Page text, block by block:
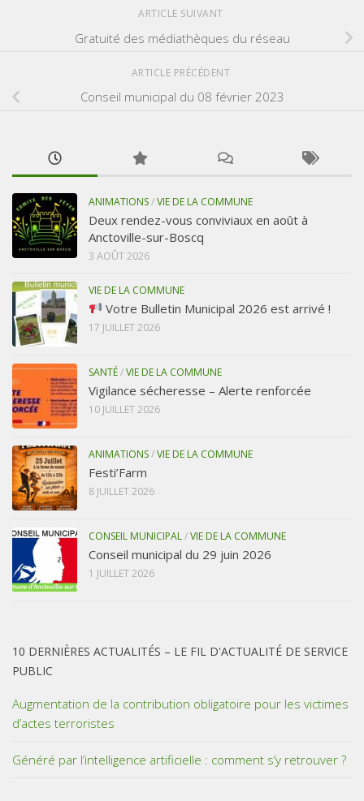
ARTICLE SUIVANT
Gratuité des médiathèques du réseau
ARTICLE PRÉCÉDENT
Conseil municipal du 08 février 2023
ANIMATIONS/VIE DE LA COMMUNE
Deux rendez-vous conviviaux en août à
Anctoville-sur-Boscq
3 AOÛT 2026
VIE DE LA COMMUNE
Votre Bulletin Municipal 2026 est arrivé !
17 JUILLET 2026
SANTÉ/VIE DE LA COMMUNE
Vigilance sécheresse – Alerte renforcée
10 JUILLET 2026
ANIMATIONS/VIE DE LA COMMUNE
Festi’Farm
8 JUILLET 2026
CONSEIL MUNICIPAL/VIE DE LA COMMUNE
Conseil municipal du 29 juin 2026
1 JUILLET 2026
10 DERNIÈRES ACTUALITÉS – LE FIL D'ACTUALITÉ DE SERVICE
PUBLIC
Augmentation de la contribution obligatoire pour les victimes
d’actes terroristes
Généré par l’intelligence artificielle : comment s’y retrouver ?